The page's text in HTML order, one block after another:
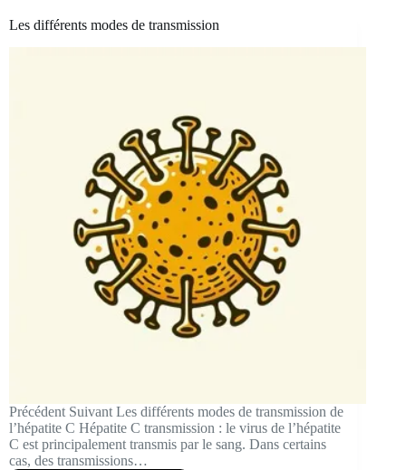
Les différents modes de transmission
Précédent Suivant Les différents modes de transmission de
l’hépatite C Hépatite C transmission : le virus de l’hépatite
C est principalement transmis par le sang. Dans certains
cas, des transmissions…